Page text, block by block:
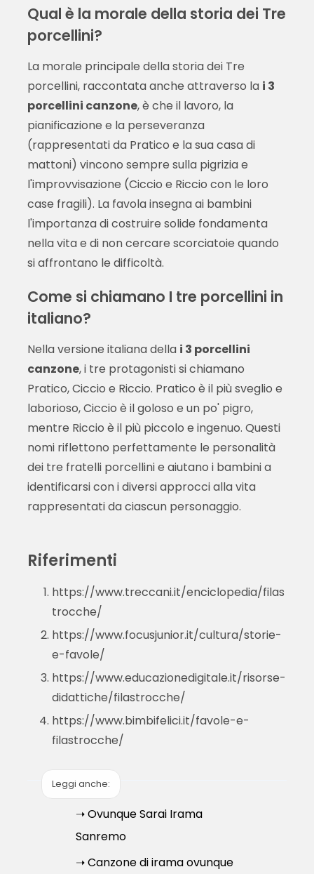
Qual è la morale della storia dei Tre
porcellini?
La morale principale della storia dei Tre
porcellini, raccontata anche attraverso la i 3
porcellini canzone, è che il lavoro, la
pianificazione e la perseveranza
(rappresentati da Pratico e la sua casa di
mattoni) vincono sempre sulla pigrizia e
l'improvvisazione (Ciccio e Riccio con le loro
case fragili). La favola insegna ai bambini
l'importanza di costruire solide fondamenta
nella vita e di non cercare scorciatoie quando
si affrontano le difficoltà.
Come si chiamano I tre porcellini in
italiano?
Nella versione italiana della i 3 porcellini
canzone, i tre protagonisti si chiamano
Pratico, Ciccio e Riccio. Pratico è il più sveglio e
laborioso, Ciccio è il goloso e un po' pigro,
mentre Riccio è il più piccolo e ingenuo. Questi
nomi riflettono perfettamente le personalità
dei tre fratelli porcellini e aiutano i bambini a
identificarsi con i diversi approcci alla vita
rappresentati da ciascun personaggio.
Riferimenti
https://www.treccani.it/enciclopedia/filas
trocche/
https://www.focusjunior.it/cultura/storie-
e-favole/
https://www.educazionedigitale.it/risorse-
didattiche/filastrocche/
https://www.bimbifelici.it/favole-e-
filastrocche/
Leggi anche:
➝ Ovunque Sarai Irama
Sanremo
➝ Canzone di irama ovunque